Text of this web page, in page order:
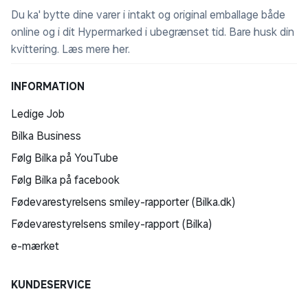
Du ka' bytte dine varer i intakt og original emballage både
online og i dit Hypermarked i ubegrænset tid. Bare husk din
kvittering. Læs mere her.
INFORMATION
Ledige Job
Bilka Business
Følg Bilka på YouTube
Følg Bilka på facebook
Fødevarestyrelsens smiley-rapporter (Bilka.dk)
Fødevarestyrelsens smiley-rapport (Bilka)
e-mærket
KUNDESERVICE